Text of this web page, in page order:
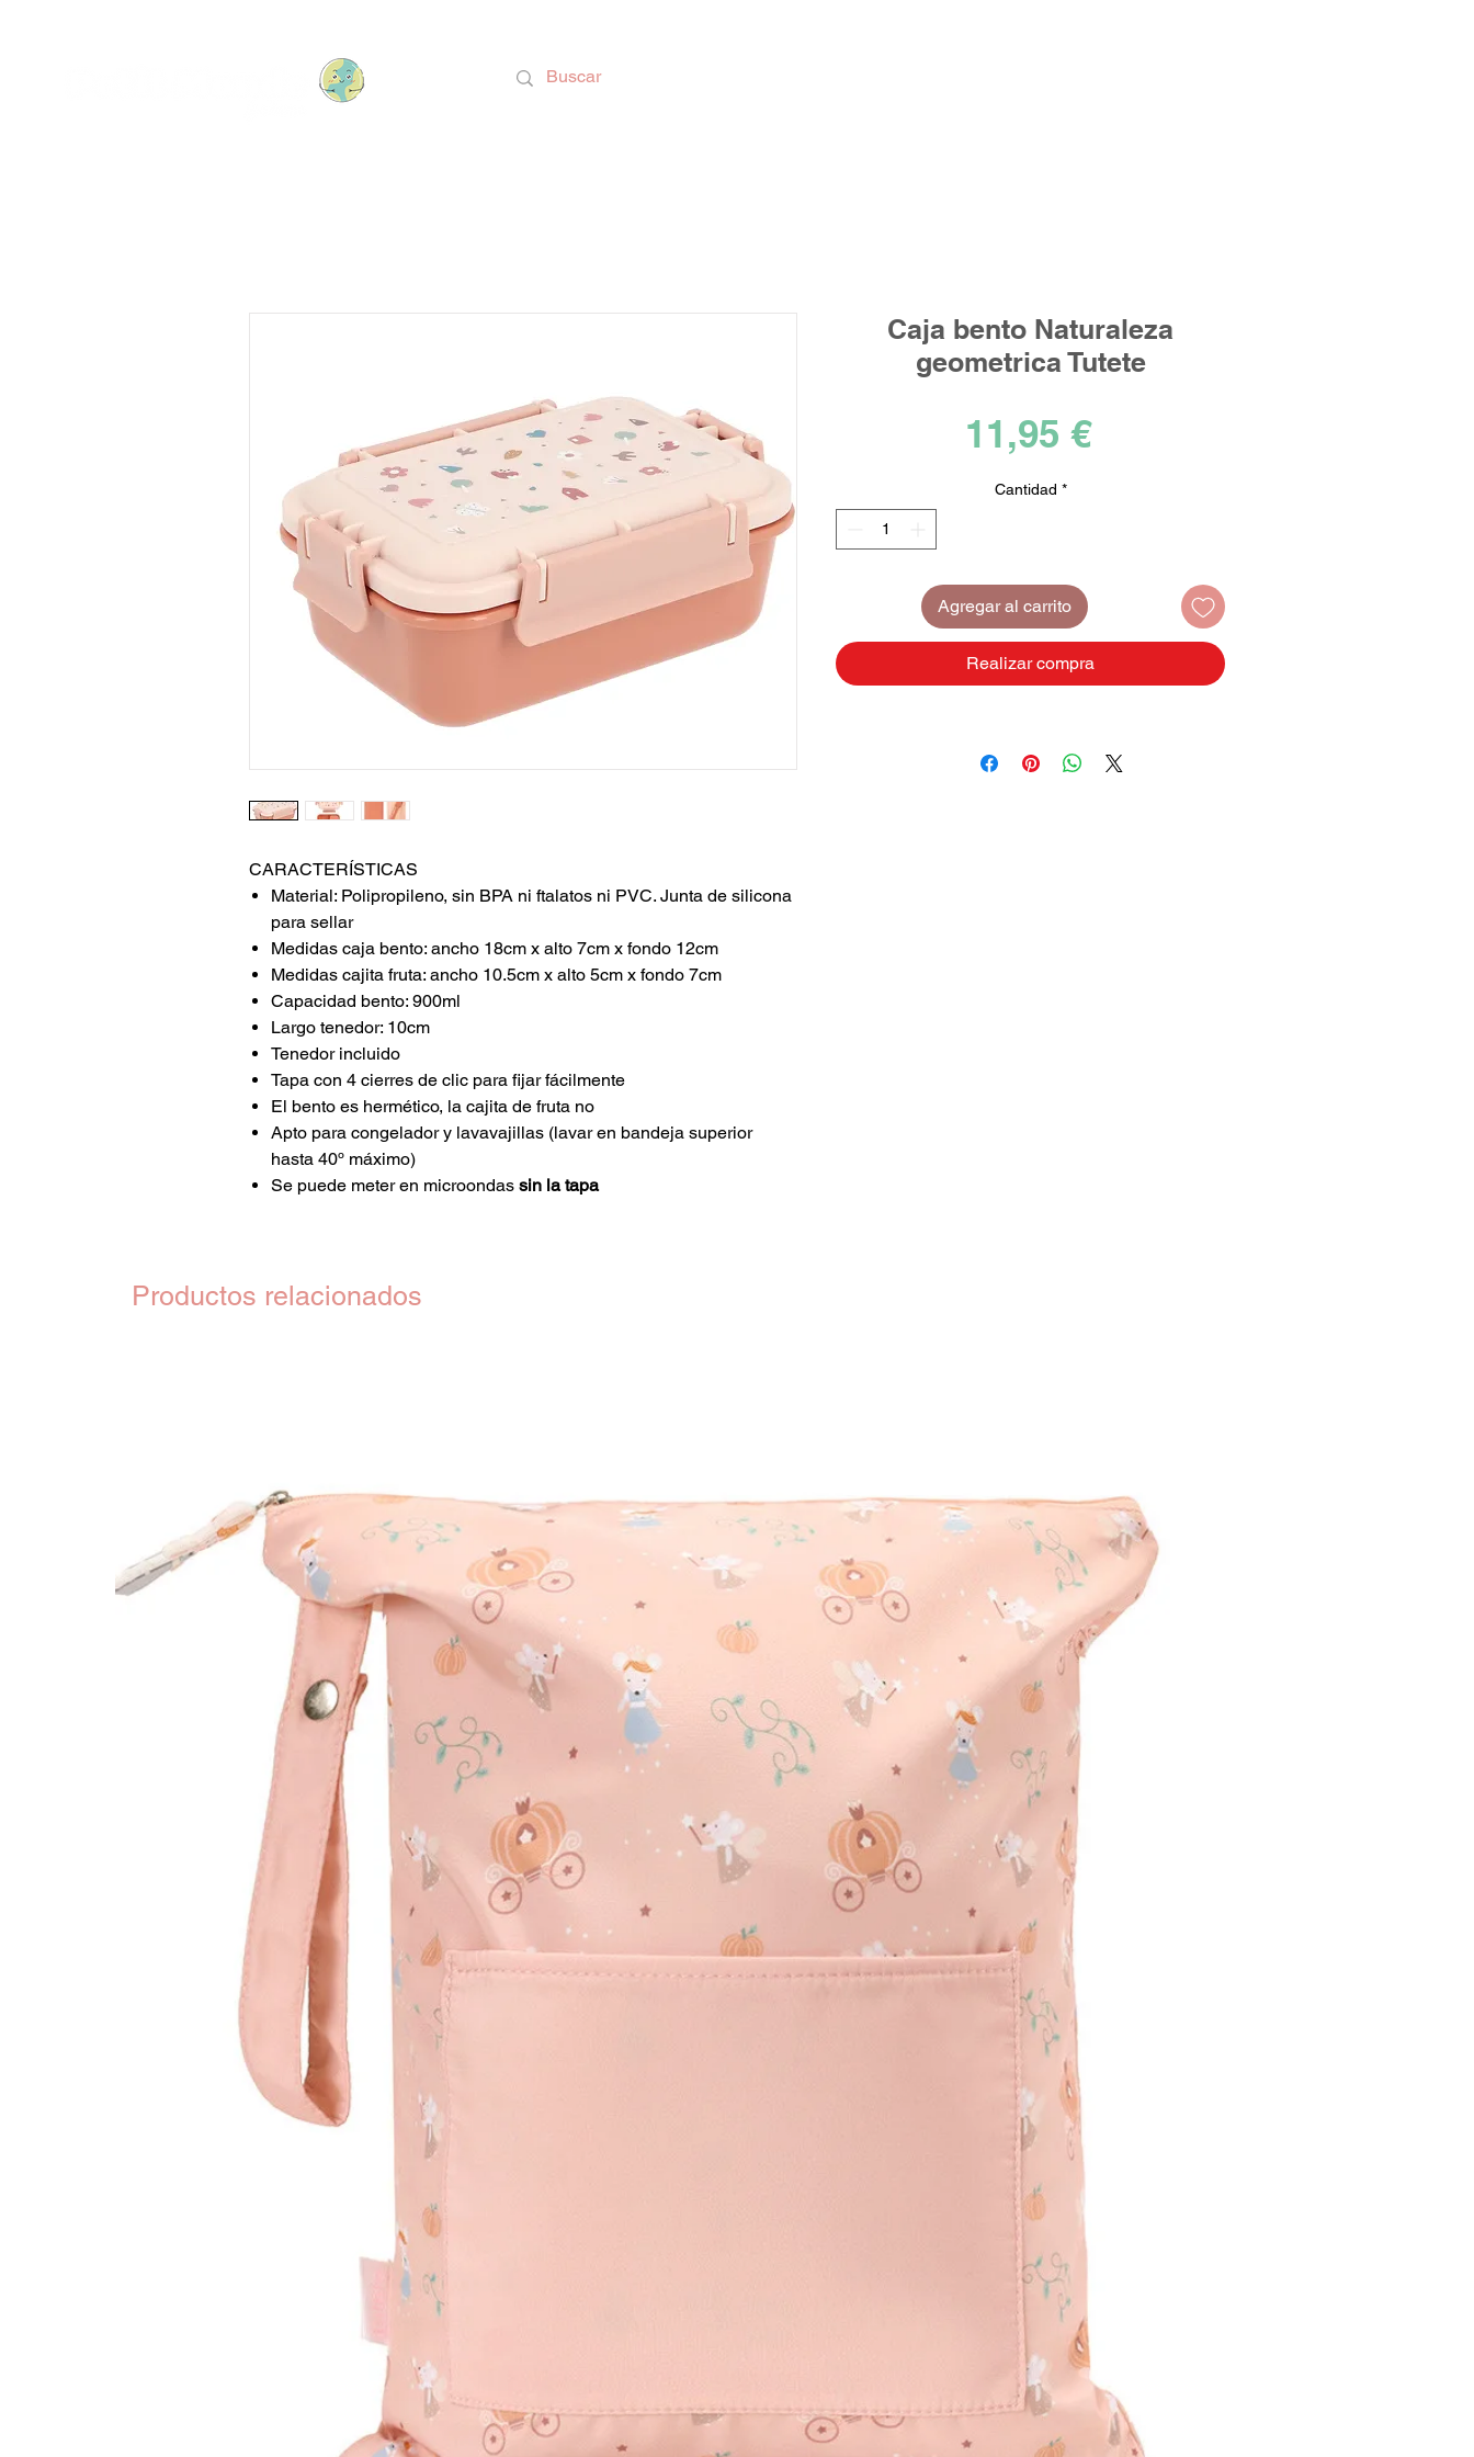
CARACTERÍSTICAS
Material: Polipropileno, sin BPA ni ftalatos ni PVC. Junta de silicona
para sellar
Medidas caja bento: ancho 18cm x alto 7cm x fondo 12cm
Medidas cajita fruta: ancho 10.5cm x alto 5cm x fondo 7cm
Capacidad bento: 900ml
Largo tenedor: 10cm
Tenedor incluido
Tapa con 4 cierres de clic para fijar fácilmente
El bento es hermético, la cajita de fruta no
Apto para congelador y lavavajillas (lavar en bandeja superior
hasta 40º máximo)
Se puede meter en microondas sin la tapa
Caja bento Naturaleza
geometrica Tutete
11,95 €Precio
Cantidad *
Agregar al carrito
Realizar compra
Productos relacionados